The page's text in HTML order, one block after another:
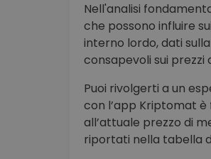
Nell'analisi
che possono influire
interno lordo, dati
consapevoli sui prezzi
Puoi rivolgerti a un
con l’app Kriptomat è
all’attuale prezzo di
riportati nella tabella